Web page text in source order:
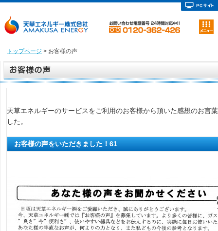
トップページ > お客様の声
天草エネルギーのサービスをご利用のお客様から頂いた感想のお言
した。
お客様の声をいただきました！61